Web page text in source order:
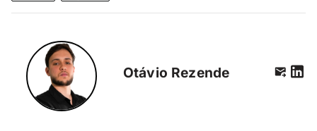
Otávio Rezende